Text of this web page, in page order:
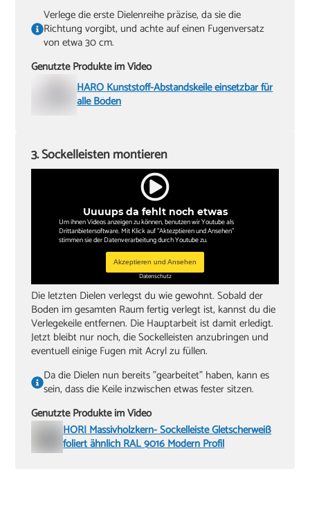
Verlege die erste Dielenreihe präzise, da sie die
Richtung vorgibt, und achte auf einen Fugenversatz
von etwa 30 cm.
Genutzte Produkte im Video
HARO Kunststoff-Abstandskeile einsetzbar für
alle Böden
Uuuups da fehlt noch etwas
Um ihnen Videos anzeigen zu können, benutzen wir Youtube als
Drittanbietersoftware. Mit Klick auf "Aktezptieren und Ansehen"
stimmen sie der Datenverarbeitung durch Youtube zu.
Akzeptieren und Ansehen
Datenschutz
3. Sockelleisten montieren
Die letzten Dielen verlegst du wie gewohnt. Sobald der
Boden im gesamten Raum fertig verlegt ist, kannst du die
Verlegekeile entfernen. Die Hauptarbeit ist damit erledigt.
Jetzt bleibt nur noch, die Sockelleisten anzubringen und
eventuell einige Fugen mit Acryl zu füllen.
Da die Dielen nun bereits "gearbeitet" haben, kann es
sein, dass die Keile inzwischen etwas fester sitzen.
Genutzte Produkte im Video
HORI Massivholzkern- Sockelleiste Gletscherweiß
foliert ähnlich RAL 9016 Modern Profil